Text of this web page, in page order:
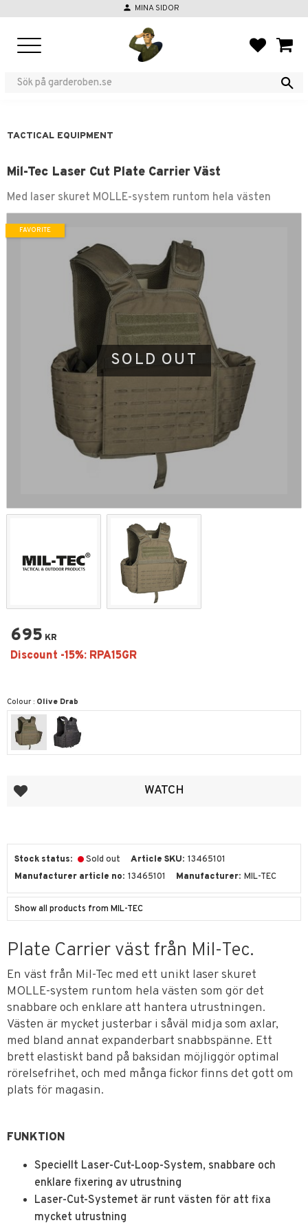
person MINA SIDOR
TACTICAL EQUIPMENT
Mil-Tec Laser Cut Plate Carrier Väst
Med laser skuret MOLLE-system runtom hela västen
SOLD OUT
FAVORITE
695 KR
Colour : Olive Drab
Add to favorites WATCH
Stock status Sold out Article SKU 13465101
Manufacturer article no 13465101 Manufacturer MIL-TEC
Show all products from MIL-TEC
Plate Carrier väst från Mil-Tec.
En väst från Mil-Tec med ett unikt laser skuret
MOLLE-system runtom hela västen som gör det
snabbare och enklare att hantera utrustningen.
Västen är mycket justerbar i såväl midja som axlar,
med bland annat expanderbart snabbspänne. Ett
brett elastiskt band på baksidan möjliggör optimal
rörelsefrihet, och med många fickor finns det gott om
plats för magasin.
FUNKTION
Speciellt Laser-Cut-Loop-System, snabbare och
enklare fixering av utrustning
Laser-Cut-Systemet är runt västen för att fixa
mycket utrustning